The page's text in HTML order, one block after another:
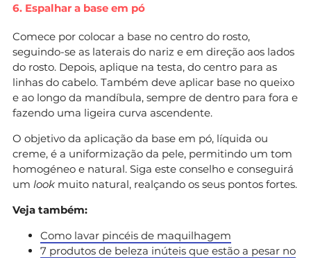
6. Espalhar a base em pó
Comece por colocar a base no centro do rosto,
seguindo-se as laterais do nariz e em direção aos lados
do rosto. Depois, aplique na testa, do centro para as
linhas do cabelo. Também deve aplicar base no queixo
e ao longo da mandíbula, sempre de dentro para fora e
fazendo uma ligeira curva ascendente.
O objetivo da aplicação da base em pó, líquida ou
creme, é a uniformização da pele, permitindo um tom
homogéneo e natural. Siga este conselho e conseguirá
um look muito natural, realçando os seus pontos fortes.
Veja também:
Como lavar pincéis de maquilhagem
7 produtos de beleza inúteis que estão a pesar no